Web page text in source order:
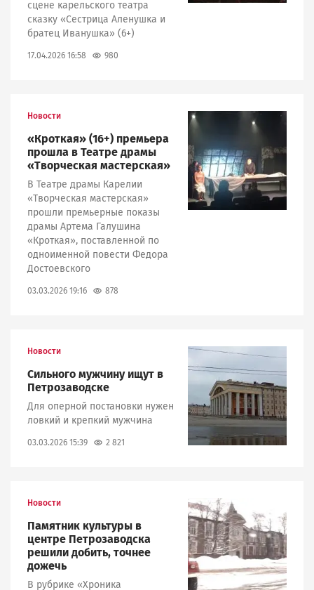
сцене карельского театра
сказку «Сестрица Аленушка и
братец Иванушка» (6+)
17.04.2026 16:58 980
Новости
«Кроткая» (16+) премьера
прошла в Театре драмы
«Творческая мастерская»
В Театре драмы Карелии
«Творческая мастерская»
прошли премьерные показы
драмы Артема Галушина
«Кроткая», поставленной по
одноименной повести Федора
Достоевского
03.03.2026 19:16 878
Image
Новости
Сильного мужчину ищут в
Петрозаводске
Для оперной постановки нужен
ловкий и крепкий мужчина
03.03.2026 15:39 2 821
Image
Новости
Памятник культуры в
центре Петрозаводска
решили добить, точнее
дожечь
В рубрике «Хроника
Image